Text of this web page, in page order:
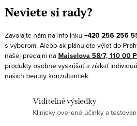
c
i
e
p
r
v
k
á
k
o
v
a
Neviete si rady?
Zavolajte nám na infolinku +420 256 256
s výberom. Alebo ak plánujete výlet do
našej predajni na Maiselova 58/7, 110 00
produkty osobne vyskúšať a získať
našich beauty konzultantiek.
Viditeľné výsledky
Klinicky overené účinky a